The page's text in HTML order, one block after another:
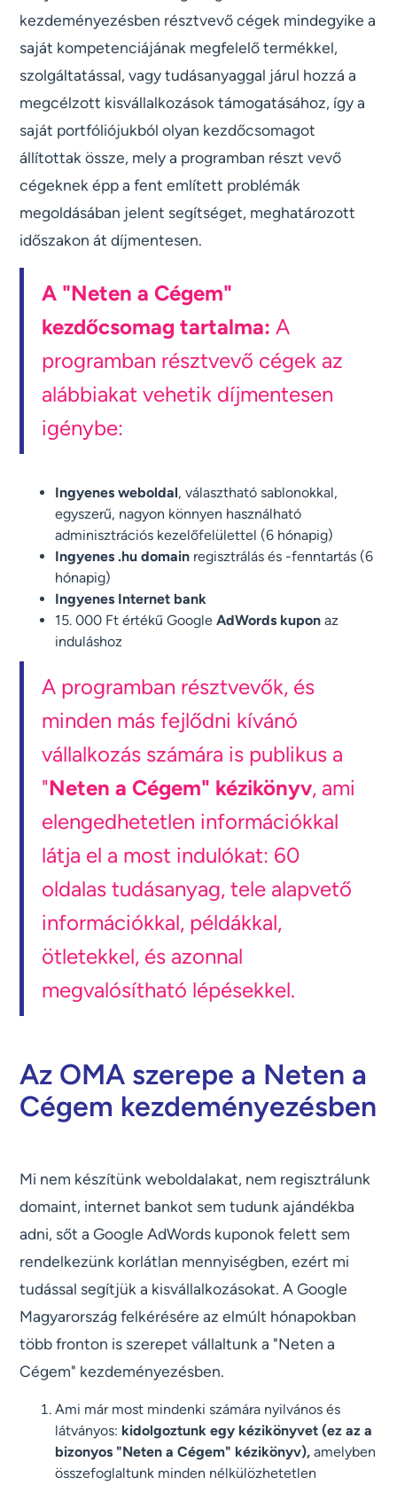
kezdeményezésben résztvevő cégek mindegyike a
saját kompetenciájának megfelelő termékkel,
szolgáltatással, vagy tudásanyaggal járul hozzá a
megcélzott kisvállalkozások támogatásához, így a
saját portfóliójukból olyan kezdőcsomagot
állítottak össze, mely a programban részt vevő
cégeknek épp a fent említett problémák
megoldásában jelent segítséget, meghatározott
időszakon át díjmentesen.
A "Neten a Cégem"
kezdőcsomag tartalma:A
programban résztvevő cégek az
alábbiakat vehetik díjmentesen
igénybe:
Ingyenes weboldal, választható sablonokkal,
egyszerű, nagyon könnyen használható
adminisztrációs kezelőfelülettel (6 hónapig)
Ingyenes .hu domain regisztrálás és -fenntartás (6
hónapig)
Ingyenes Internet bank
15. 000 Ft értékű Google AdWords kupon az
induláshoz
A programban résztvevők, és
minden más fejlődni kívánó
vállalkozás számára is publikus a
"Neten a Cégem" kézikönyv, ami
elengedhetetlen információkkal
látja el a most indulókat: 60
oldalas tudásanyag, tele alapvető
információkkal, példákkal,
ötletekkel, és azonnal
megvalósítható lépésekkel.
Az OMA szerepe a Neten a
Cégem kezdeményezésben
Mi nem készítünk weboldalakat, nem regisztrálunk
domaint, internet bankot sem tudunk ajándékba
adni, sőt a Google AdWords kuponok felett sem
rendelkezünk korlátlan mennyiségben, ezért mi
tudással segítjük a kisvállalkozásokat. A Google
Magyarország felkérésére az elmúlt hónapokban
több fronton is szerepet vállaltunk a "Neten a
Cégem" kezdeményezésben.
Ami már most mindenki számára nyilvános és
látványos: kidolgoztunk egy kézikönyvet (ez az a
bizonyos "Neten a Cégem" kézikönyv), amelyben
összefoglaltunk minden nélkülözhetetlen